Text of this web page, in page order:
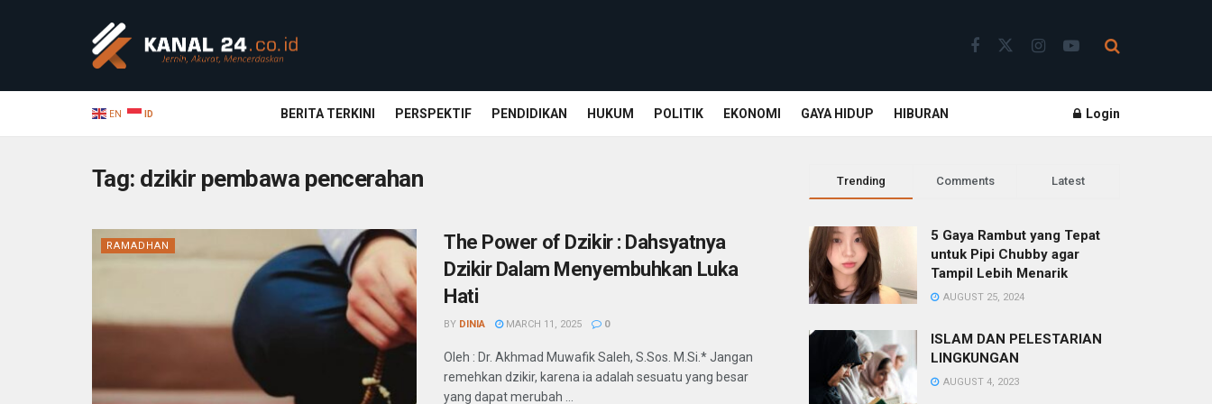
EN ID BERITA TERKINI PERSPEKTIF PENDIDIKAN HUKUM POLITIK EKONOMI GAYA HIDUP HIBURAN Login
Tag: dzikir pembawa pencerahan
RAMADHAN
The Power of Dzikir : Dahsyatnya
Dzikir Dalam Menyembuhkan Luka
Hati
BY DINIA MARCH 11, 2025 0
Oleh : Dr. Akhmad Muwafik Saleh, S.Sos. M.Si.* Jangan
remehkan dzikir, karena ia adalah sesuatu yang besar
yang dapat merubah ...
Trending Comments Latest
5 Gaya Rambut yang Tepat
untuk Pipi Chubby agar
Tampil Lebih Menarik
AUGUST 25, 2024
ISLAM DAN PELESTARIAN
LINGKUNGAN
AUGUST 4, 2023